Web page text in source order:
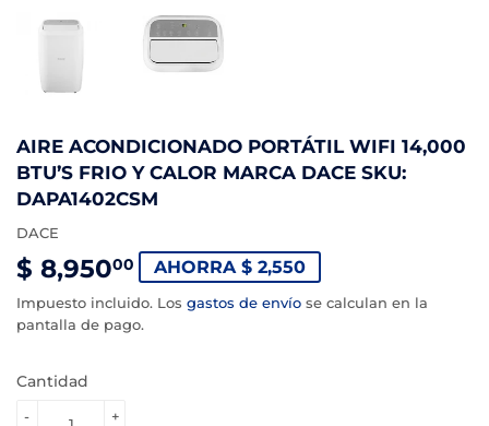
AIRE ACONDICIONADO PORTÁTIL WIFI 14,000
BTU’S FRIO Y CALOR MARCA DACE SKU:
DAPA1402CSM
DACE
$ 8,95000
8,950.00
AHORRA $ 2,550
Impuesto incluido. Los gastos de envío se calculan en la
pantalla de pago.
Cantidad
+
-